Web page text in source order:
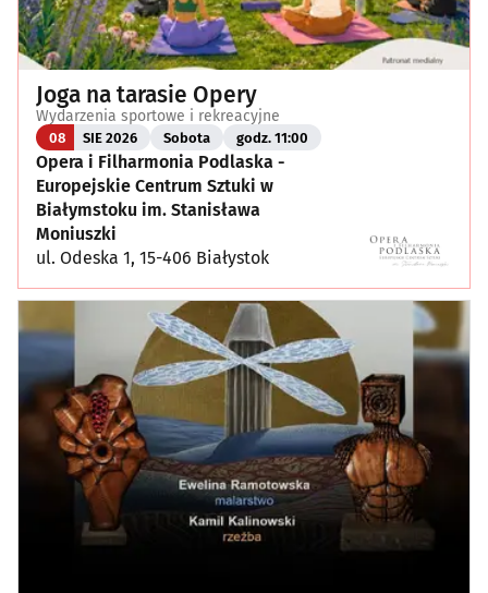
Joga na tarasie Opery
Wydarzenia sportowe i rekreacyjne
08 SIE 2026 Sobota godz. 11:00
Opera i Filharmonia Podlaska -
Europejskie Centrum Sztuki w
Białymstoku im. Stanisława
Moniuszki
ul. Odeska 1, 15-406 Białystok